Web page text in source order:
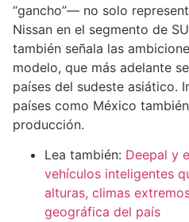
“gancho”— no solo
Nissan en el segmento de
también señala las
modelo, que más adelante
países del sudeste asiático.
países como México
producción.
Lea también: Deepal y
vehículos inteligentes
alturas, climas
geográfica del país